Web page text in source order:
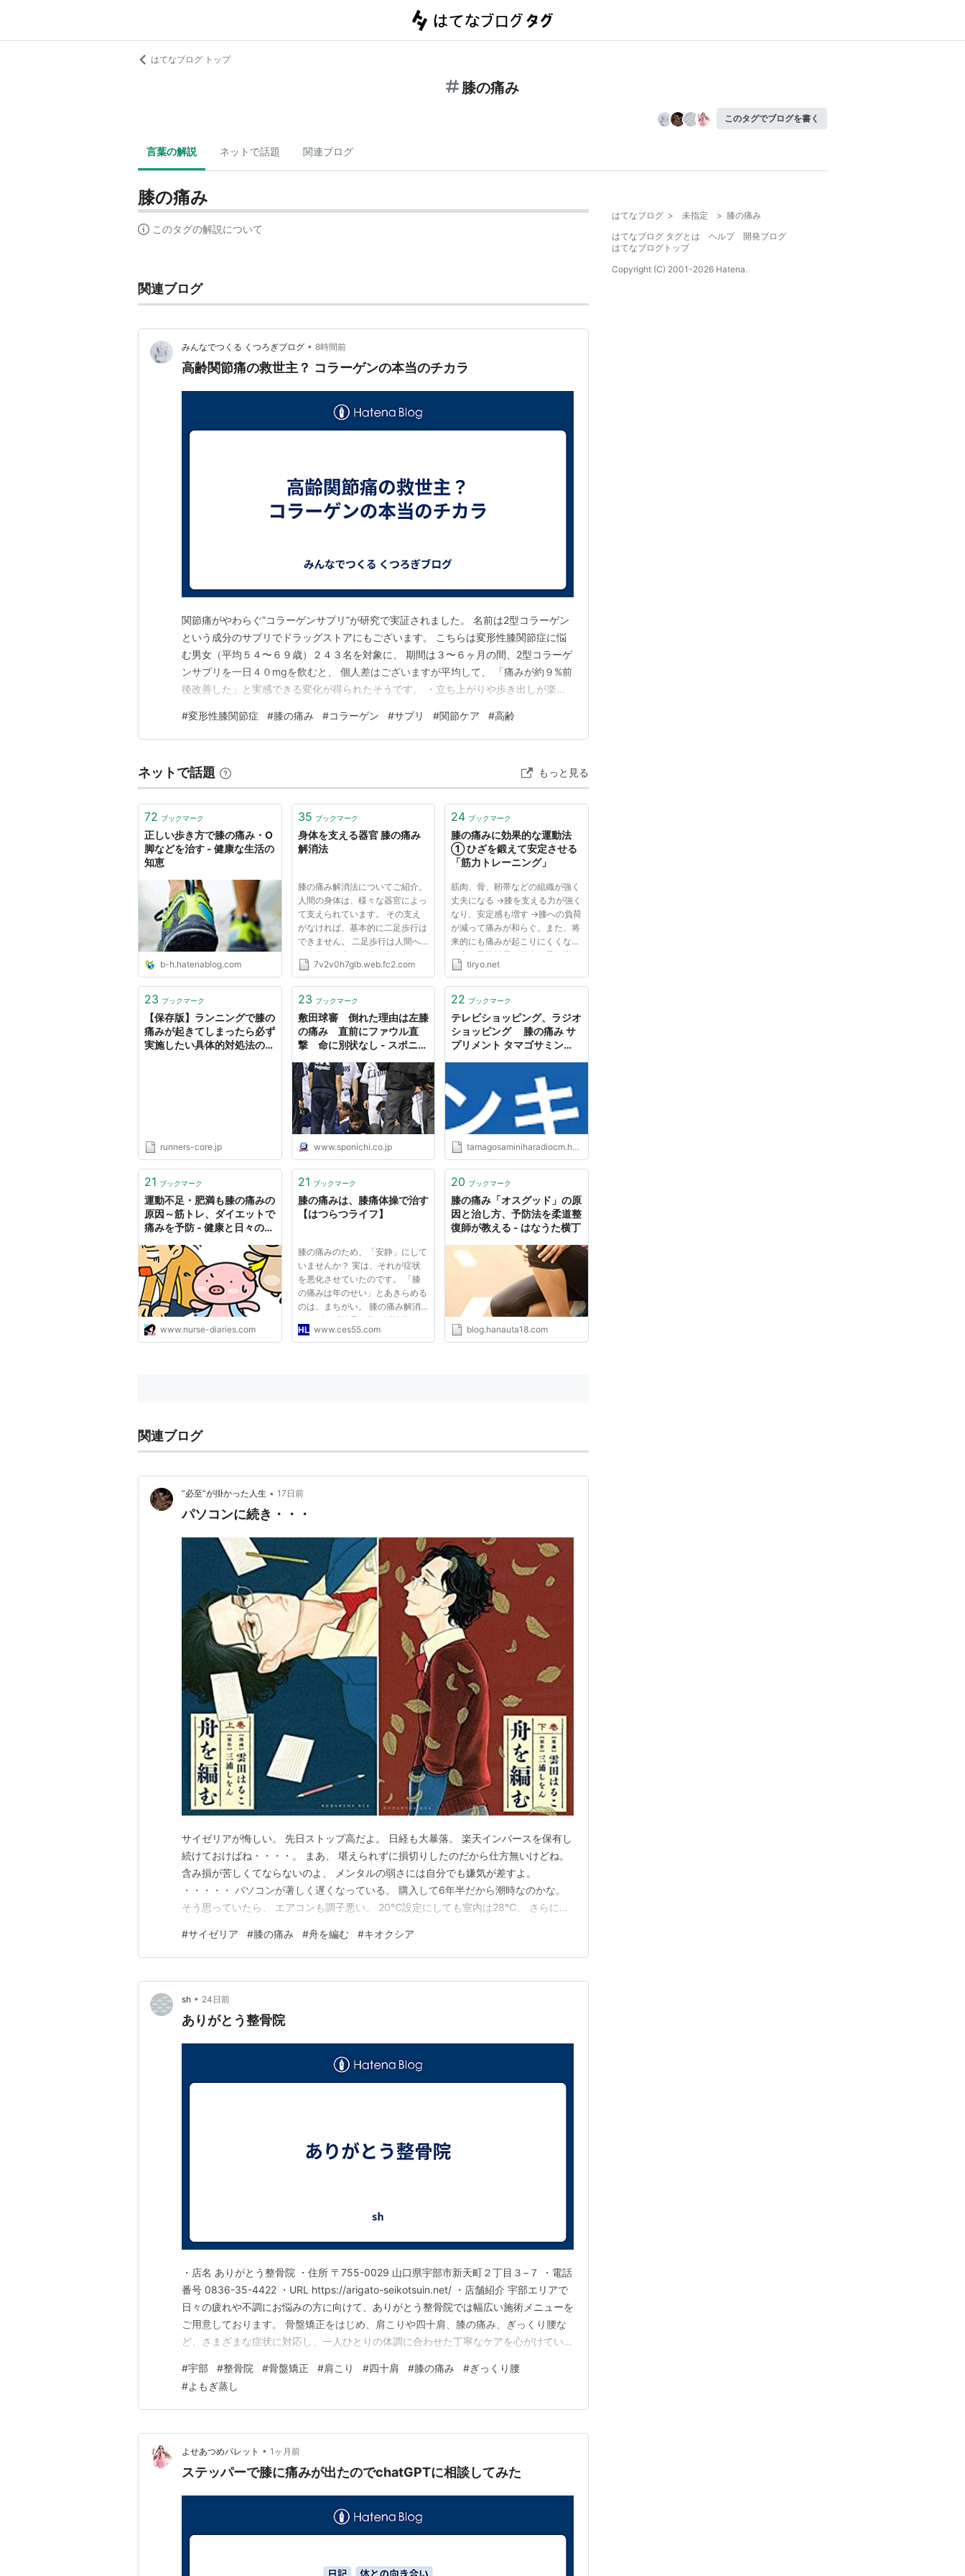
はてなブログ トップ
膝の痛み
このタグでブログを書く
言葉の解説 ネットで話題 関連ブログ
膝の痛み
このタグの解説について
関連ブログ
みんなでつくる くつろぎブログ • 8時間前
高齢関節痛の救世主？ コラーゲンの本当のチカラ
関節痛がやわらぐ”コラーゲンサプリ”が研究で実証されました。 名前は2型コラーゲン
という成分のサプリでドラッグストアにもございます。 こちらは変形性膝関節症に悩
む男女（平均５４〜６９歳）２４３名を対象に、 期間は３〜６ヶ月の間、2型コラーゲ
ンサプリを一日４０mgを飲むと、 個人差はございますが平均して、 「痛みが約９%前
後改善した」と実感できる変化が得られたそうです。 ・立ち上がりや歩き出しが楽に
ぬ。 副作用の心配も少なく安心して摂取できますし、試しに３ヶ月飲んでみて 良かっ
たら続けるのもありかもですな。 こちらは…
#変形性膝関節症 #膝の痛み #コラーゲン #サプリ #関節ケア #高齢
ネットで話題 もっと見る
72 ブックマーク
正しい歩き方で膝の痛み・O
脚などを治す - 健康な生活の
知恵
b-h.hatenablog.com
35 ブックマーク
身体を支える器官 膝の痛み
解消法
膝の痛み解消法についてご紹介。
人間の身体は、様々な器官によっ
て支えられています。 その支え
がなければ、基本的に二足歩行は
できません。 二足歩行は人間へ
と進化した大きな第一歩ですか
ら、人間の進化は支えの進化から
でしょう。 そんな人間の身体を
は...
7v2v0h7glb.web.fc2.com
24 ブックマーク
膝の痛みに効果的な運動法
① ひざを鍛えて安定させる
「筋力トレーニング」
筋肉、骨、靭帯などの組織が強く
丈夫になる →膝を支える力が強く
なり、安定感も増す →膝への負荷
が減って痛みが和らぐ。また、将
来的にも痛みが起こりにくくなる
（高い予防効果）筋肉の量が増え
て血行（血液の流れ）がよくなる
行きやすくなる →痛みや疲れがと
tiryo.net
23 ブックマーク
【保存版】ランニングで膝の
痛みが起きてしまったら必ず
実施したい具体的対処法の全
runners-core.jp
23 ブックマーク
敷田球審 倒れた理由は左膝
の痛み 直前にファウル直
撃 命に別状なし - スポニチ
www.sponichi.co.jp
22 ブックマーク
テレビショッピング、ラジオ
ショッピング 膝の痛み サ
プリメント タマゴサミン
膝が痛い サプリ 膝痛サプリ
膝痛みサプリメン��
tamagosaminiharadiocm.hatenablog.com
21 ブックマーク
運動不足・肥満も膝の痛みの
原因～筋トレ、ダイエットで
痛みを予防 - 健康と日々の徒
www.nurse-diaries.com
21 ブックマーク
膝の痛みは、膝痛体操で治す
【はつらつライフ】
膝の痛みのため、「安静」にして
いませんか？ 実は、それが症状
を悪化させていたのです。 「膝
の痛みは年のせい」とあきらめる
のは、まちがい。 膝の痛み解消
のカギは「軟骨細胞の活性化」
それを実現するのが「膝痛体操」
www.ces55.com
20 ブックマーク
膝の痛み「オスグッド」の原
因と治し方、予防法を柔道整
復師が教える - はなうた横丁
blog.hanauta18.com
関連ブログ
”必至”が掛かった人生 • 17日前
パソコンに続き・・・
サイゼリアが悔しい。 先日ストップ高だよ。 日経も大暴落。 楽天インバースを保有し
続けておけばね・・・・。 まあ、 堪えられずに損切りしたのだから仕方無いけどね。
含み損が苦しくてならないのよ、 メンタルの弱さには自分でも嫌気が差すよ。
・・・・・ パソコンが著しく遅くなっている。 購入して6年半だから潮時なのかな。
そう思っていたら、 エアコンも調子悪い。 20℃設定にしても室内は28℃。 さらにイ
無いよ。 これから更に暑くなるであろうに、 身体が煮えて死ぬのは嫌だよ・・・・。
・・・・ 膝関節も未だに病院へは…
#サイゼリア #膝の痛み #舟を編む #キオクシア
sh • 24日前
ありがとう整骨院
・店名 ありがとう整骨院 ・住所 〒755-0029 山口県宇部市新天町２丁目３−７ ・電話
番号 0836-35-4422 ・URL https://arigato-seikotsuin.net/ ・店舗紹介 宇部エリアで
日々の疲れや不調にお悩みの方に向けて、ありがとう整骨院では幅広い施術メニューを
ご用意しております。 骨盤矯正をはじめ、肩こりや四十肩、膝の痛み、ぎっくり腰な
ど、さまざまな症状に対応し、一人ひとりの体調に合わせた丁寧なケアを心がけていま
サポートにも力を入れております。体の不調を感じた際には、ぜひお気軽…
#宇部 #整骨院 #骨盤矯正 #肩こり #四十肩 #膝の痛み #ぎっくり腰
#よもぎ蒸し
よせあつめパレット • 1ヶ月前
ステッパーで膝に痛みが出たのでchatGPTに相談してみた
はてなブログ > 未指定 > 膝の痛み
はてなブログ タグとは
ヘルプ
開発ブログ
はてなブログトップ
Copyright (C) 2001-2026 Hatena.